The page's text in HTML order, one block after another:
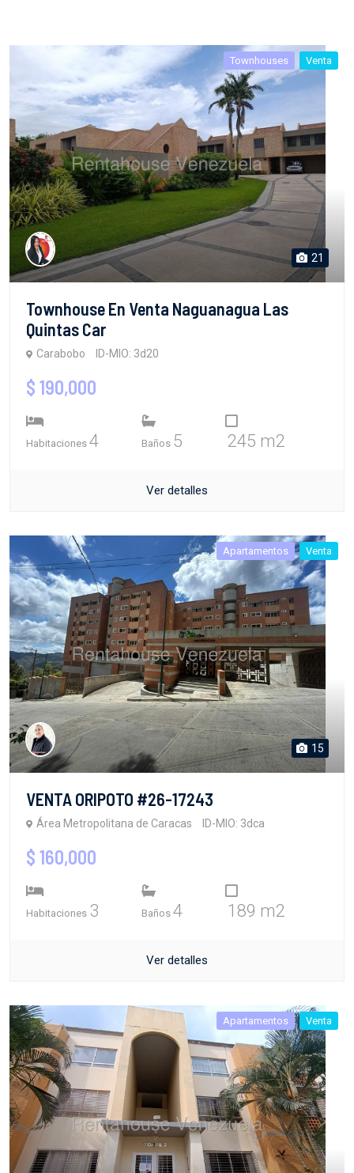
Townhouses Venta
21
Townhouse En Venta Naguanagua Las
Quintas Car
Carabobo ID-MIO: 3d20
$ 190,000
Habitaciones 4 Baños 5 245 m2
Ver detalles
Apartamentos Venta
15
VENTA ORIPOTO #26-17243
Área Metropolitana de Caracas ID-MIO: 3dca
$ 160,000
Habitaciones 3 Baños 4 189 m2
Ver detalles
Apartamentos Venta